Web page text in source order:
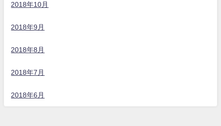
2018年10月
2018年9月
2018年8月
2018年7月
2018年6月